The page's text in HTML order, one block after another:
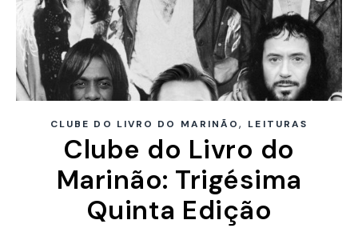
CLUBE DO LIVRO DO MARINÃO, LEITURAS
Clube do Livro do
Marinão: Trigésima
Quinta Edição